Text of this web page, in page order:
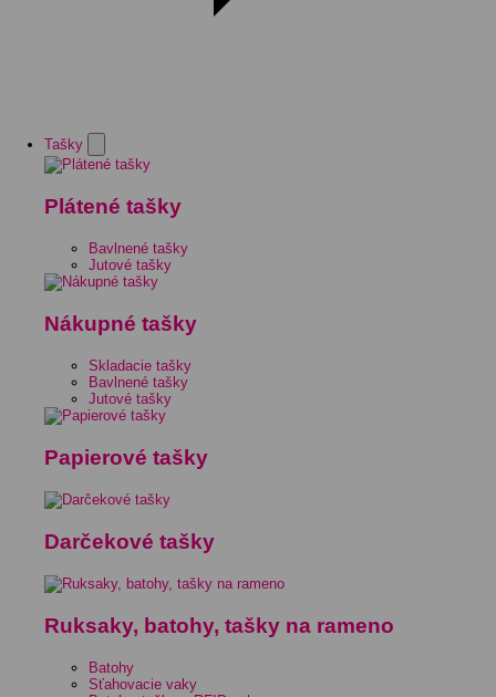
Tašky
Plátené tašky
Bavlnené tašky
Jutové tašky
Nákupné tašky
Skladacie tašky
Bavlnené tašky
Jutové tašky
Papierové tašky
Darčekové tašky
Ruksaky, batohy, tašky na rameno
Batohy
Sťahovacie vaky